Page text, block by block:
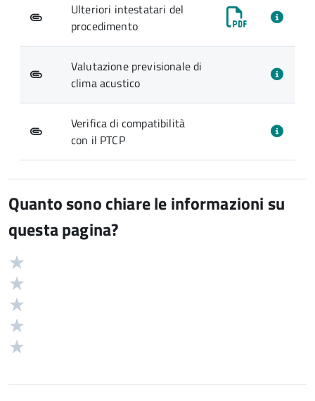
Ulteriori intestatari del
procedimento
Valutazione previsionale di
clima acustico
Verifica di compatibilità
con il PTCP
Quanto sono chiare le informazioni su
questa pagina?
Valutazione